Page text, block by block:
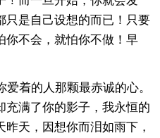
只是自己设想的而已！只要
你不会，就怕你不做！早
着的人那颗最赤诚的心。
充满了你的影子，我永恒的
天，因想你而泪如雨下，